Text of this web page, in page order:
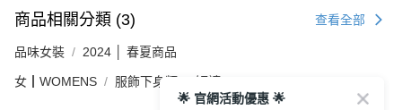
商品相關分類 (3) 查看全部
品味女裝 2024 │ 春夏商品
女┃WOMENS 服飾下身類 短褲
🌟 官網活動優惠 🌟